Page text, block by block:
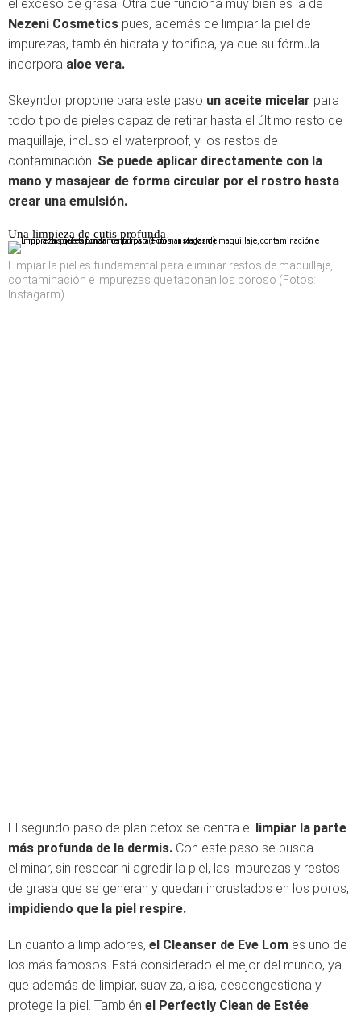
el exceso de grasa. Otra que funciona muy bien es la de
Nezeni Cosmetics pues, además de limpiar la piel de
impurezas, también hidrata y tonifica, ya que su fórmula
incorpora aloe vera.
Skeyndor propone para este paso un aceite micelar para
todo tipo de pieles capaz de retirar hasta el último resto de
maquillaje, incluso el waterproof, y los restos de
contaminación. Se puede aplicar directamente con la
mano y masajear de forma circular por el rostro hasta
crear una emulsión.
Una limpieza de cutis profunda
Limpiar la piel es fundamental para eliminar restos de maquillaje,
contaminación e impurezas que taponan los poroso (Fotos:
Instagarm)
El segundo paso de plan detox se centra el limpiar la parte
más profunda de la dermis. Con este paso se busca
eliminar, sin resecar ni agredir la piel, las impurezas y restos
de grasa que se generan y quedan incrustados en los poros,
impidiendo que la piel respire.
En cuanto a limpiadores, el Cleanser de Eve Lom es uno de
los más famosos. Está considerado el mejor del mundo, ya
que además de limpiar, suaviza, alisa, descongestiona y
protege la piel. También el Perfectly Clean de Estée